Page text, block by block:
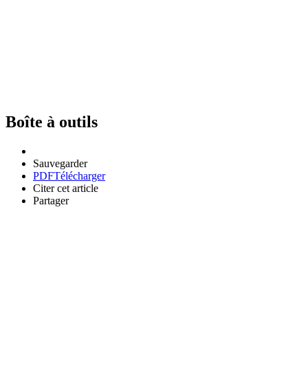
Boîte à outils
Sauvegarder
PDFTélécharger
Citer cet article
Partager